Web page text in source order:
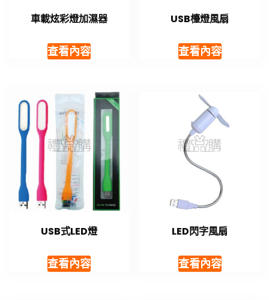
車載炫彩燈加濕器
查看內容
USB檯燈風扇
查看內容
USB式LED燈
查看內容
LED閃字風扇
查看內容